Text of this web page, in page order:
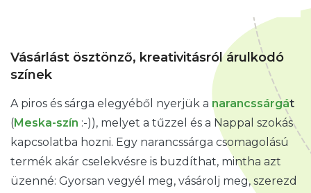
Vásárlást ösztönző, kreativitásról árulkodó
színek
A piros és sárga elegyéből nyerjük a narancssárgát
(Meska-szín :-)), melyet a tűzzel és a Nappal szokás
kapcsolatba hozni. Egy narancssárga csomagolású
termék akár cselekvésre is buzdíthat, mintha azt
üzenné: Gyorsan vegyél meg, vásárolj meg, szerezd